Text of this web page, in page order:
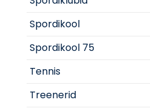
Spordikool
Spordikool 75
Tennis
Treenerid